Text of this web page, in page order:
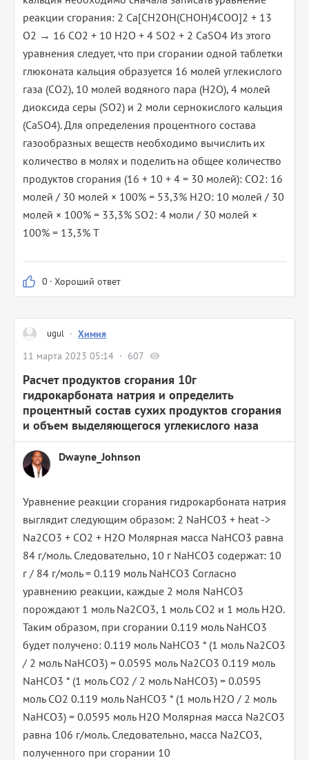
реакции сгорания: 2 Са[СН2ОН(СНОН)4СОО]2 + 13
O2 → 16 CO2 + 10 H2O + 4 SO2 + 2 CaSO4 Из этого
уравнения следует, что при сгорании одной таблетки
глюконата кальция образуется 16 молей углекислого
газа (CO2), 10 молей водяного пара (H2O), 4 молей
диоксида серы (SO2) и 2 моли сернокислого кальция
(CaSO4). Для определения процентного состава
газообразных веществ необходимо вычислить их
количество в молях и поделить на общее количество
продуктов сгорания (16 + 10 + 4 = 30 молей): CO2: 16
молей / 30 молей × 100% = 53,3% H2O: 10 молей / 30
молей × 100% = 33,3% SO2: 4 моли / 30 молей ×
100% = 13,3% Т
0 · Хороший ответ
ugul · Химия
11 марта 2023 05:14
607
Расчет продуктов сгорания 10г
гидрокарбоната натрия и определить
процентный состав сухих продуктов сгорания
и объем выделяющегося углекислого наза
Dwayne_Johnson
Уравнение реакции сгорания гидрокарбоната натрия
выглядит следующим образом: 2 NaHCO3 + heat ->
Na2CO3 + CO2 + H2O Молярная масса NaHCO3 равна
84 г/моль. Следовательно, 10 г NaHCO3 содержат: 10
г / 84 г/моль = 0.119 моль NaHCO3 Согласно
уравнению реакции, каждые 2 моля NaHCO3
порождают 1 моль Na2CO3, 1 моль CO2 и 1 моль H2O.
Таким образом, при сгорании 0.119 моль NaHCO3
будет получено: 0.119 моль NaHCO3 * (1 моль Na2CO3
/ 2 моль NaHCO3) = 0.0595 моль Na2CO3 0.119 моль
NaHCO3 * (1 моль CO2 / 2 моль NaHCO3) = 0.0595
моль CO2 0.119 моль NaHCO3 * (1 моль H2O / 2 моль
NaHCO3) = 0.0595 моль H2O Молярная масса Na2CO3
равна 106 г/моль. Следовательно, масса Na2CO3,
полученного при сгорании 10